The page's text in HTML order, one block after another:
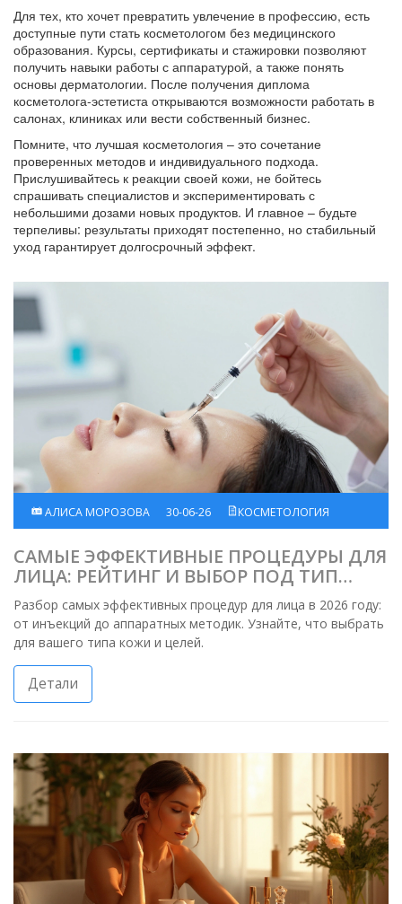
Для тех, кто хочет превратить увлечение в профессию, есть
доступные пути стать косметологом без медицинского
образования. Курсы, сертификаты и стажировки позволяют
получить навыки работы с аппаратурой, а также понять
основы дерматологии. После получения диплома
косметолога‑эстетиста открываются возможности работать в
салонах, клиниках или вести собственный бизнес.
Помните, что лучшая косметология – это сочетание
проверенных методов и индивидуального подхода.
Прислушивайтесь к реакции своей кожи, не бойтесь
спрашивать специалистов и экспериментировать с
небольшими дозами новых продуктов. И главное – будьте
терпеливы: результаты приходят постепенно, но стабильный
уход гарантирует долгосрочный эффект.
АЛИСА МОРОЗОВА 30-06-26 КОСМЕТОЛОГИЯ
САМЫЕ ЭФФЕКТИВНЫЕ ПРОЦЕДУРЫ ДЛЯ
ЛИЦА: РЕЙТИНГ И ВЫБОР ПОД ТИП
КОЖИ
Разбор самых эффективных процедур для лица в 2026 году:
от инъекций до аппаратных методик. Узнайте, что выбрать
для вашего типа кожи и целей.
Детали